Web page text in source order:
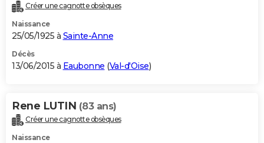
Créer une cagnotte obsèques
Naissance
25/05/1925 à Sainte-Anne
Décès
13/06/2015 à Eaubonne (Val-d'Oise)
Rene LUTIN (83 ans)
Créer une cagnotte obsèques
Naissance